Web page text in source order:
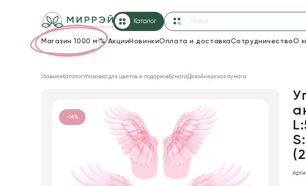
Каталог
Магазин 1000 м²%Акции НовинкиОплата и доставкаСотрудничествоО
Коробки для цветов
Главная КаталогУпаковка для цветов и подарковБумагаДизайнерская бумага
-14%